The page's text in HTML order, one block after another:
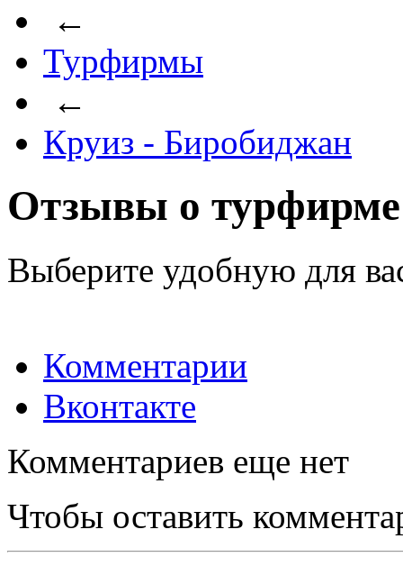
←
Турфирмы
←
Круиз - Биробиджан
Отзывы о
Выберите удобную для
Комментарии
Вконтакте
Комментариев еще нет
Чтобы оставить